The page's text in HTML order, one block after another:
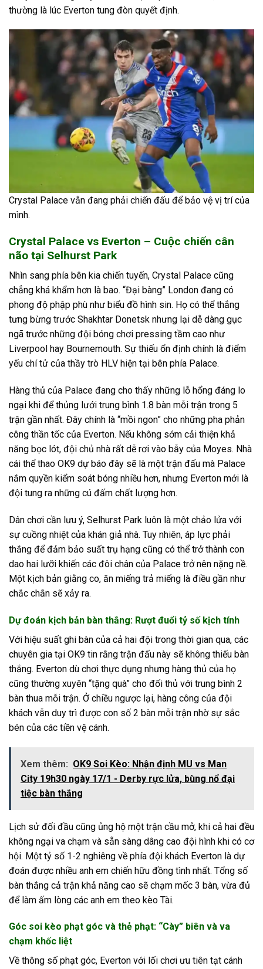
thường là lúc Everton tung đòn quyết định.
Crystal Palace vẫn đang phải chiến đấu để bảo vệ vị trí của
mình.
Crystal Palace vs Everton – Cuộc chiến cân
não tại Selhurst Park
Nhìn sang phía bên kia chiến tuyến, Crystal Palace cũng
chẳng khá khẩm hơn là bao. “Đại bàng” London đang có
phong độ phập phù như biểu đồ hình sin. Họ có thể thắng
tưng bừng trước Shakhtar Donetsk nhưng lại dễ dàng gục
ngã trước những đội bóng chơi pressing tầm cao như
Liverpool hay Bournemouth. Sự thiếu ổn định chính là điểm
yếu chí tử của thầy trò HLV hiện tại bên phía Palace.
Hàng thủ của Palace đang cho thấy những lỗ hổng đáng lo
ngại khi để thủng lưới trung bình 1.8 bàn mỗi trận trong 5
trận gần nhất. Đây chính là “mồi ngon” cho những pha phản
công thần tốc của Everton. Nếu không sớm cải thiện khả
năng bọc lót, đội chủ nhà rất dễ rơi vào bẫy của Moyes. Nhà
cái thể thao OK9 dự báo đây sẽ là một trận đấu mà Palace
nắm quyền kiểm soát bóng nhiều hơn, nhưng Everton mới là
đội tung ra những cú đấm chất lượng hơn.
Dân chơi cần lưu ý, Selhurst Park luôn là một chảo lửa với
sự cuồng nhiệt của khán giả nhà. Tuy nhiên, áp lực phải
thắng để đảm bảo suất trụ hạng cũng có thể trở thành con
dao hai lưỡi khiến các đôi chân của Palace trở nên nặng nề.
Một kịch bản giằng co, ăn miếng trả miếng là điều gần như
chắc chắn sẽ xảy ra.
Dự đoán kịch bản bàn thắng: Rượt đuổi tỷ số kịch tính
Với hiệu suất ghi bàn của cả hai đội trong thời gian qua, các
chuyên gia tại OK9 tin rằng trận đấu này sẽ không thiếu bàn
thắng. Everton dù chơi thực dụng nhưng hàng thủ của họ
cũng thường xuyên “tặng quà” cho đối thủ với trung bình 2
bàn thua mỗi trận. Ở chiều ngược lại, hàng công của đội
khách vẫn duy trì được con số 2 bàn mỗi trận nhờ sự sắc
bén của các tiền vệ cánh.
Xem thêm: OK9 Soi Kèo: Nhận định MU vs Man
City 19h30 ngày 17/1 - Derby rực lửa, bùng nổ đại
tiệc bàn thắng
Lịch sử đối đầu cũng ủng hộ một trận cầu mở, khi cả hai đều
không ngại va chạm và sẵn sàng dâng cao đội hình khi có cơ
hội. Một tỷ số 1-2 nghiêng về phía đội khách Everton là dự
đoán được nhiều anh em chiến hữu đồng tình nhất. Tổng số
bàn thắng cả trận khả năng cao sẽ chạm mốc 3 bàn, vừa đủ
để làm ấm lòng các anh em theo kèo Tài.
Góc soi kèo phạt góc và thẻ phạt: “Cày” biên và va
chạm khốc liệt
Về thông số phạt góc, Everton với lối chơi ưu tiên tạt cánh